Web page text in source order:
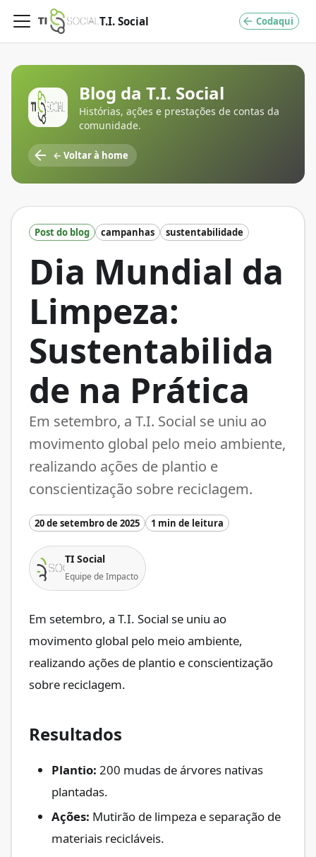
T.I. Social Codaqui
Blog da T.I. Social
Histórias, ações e prestações de contas da
comunidade.
← Voltar à home
Post do blog campanhas sustentabilidade
Dia Mundial da
Limpeza:
Sustentabilida
de na Prática
Em setembro, a T.I. Social se uniu ao
movimento global pelo meio ambiente,
realizando ações de plantio e
conscientização sobre reciclagem.
20 de setembro de 2025 1 min de leitura
TI Social
Equipe de Impacto
Em setembro, a T.I. Social se uniu ao
movimento global pelo meio ambiente,
realizando ações de plantio e conscientização
sobre reciclagem.
Resultados
Plantio: 200 mudas de árvores nativas
plantadas.
Ações: Mutirão de limpeza e separação de
materiais recicláveis.